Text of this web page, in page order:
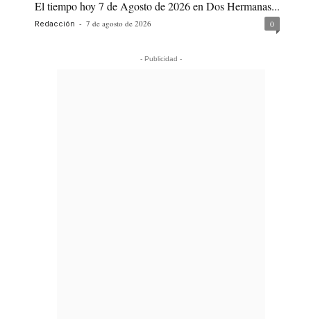
El tiempo hoy 7 de Agosto de 2026 en Dos Hermanas...
Redacción - 7 de agosto de 2026 0
- Publicidad -